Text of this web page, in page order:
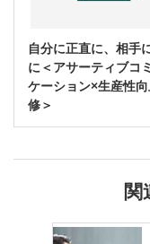
自分に正直に、相手
に＜アサーティブコ
ケーション×生産性
修＞
関